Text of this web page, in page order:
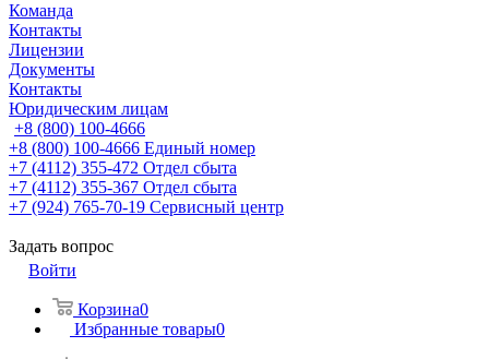
Команда
Контакты
Лицензии
Документы
Контакты
Юридическим лицам
+8 (800) 100-4666
+8 (800) 100-4666 Единый номер
+7 (4112) 355-472 Отдел сбыта
+7 (4112) 355-367 Отдел сбыта
+7 (924) 765-70-19 Сервисный центр
Задать вопрос
Войти
Корзина0
Избранные товары0